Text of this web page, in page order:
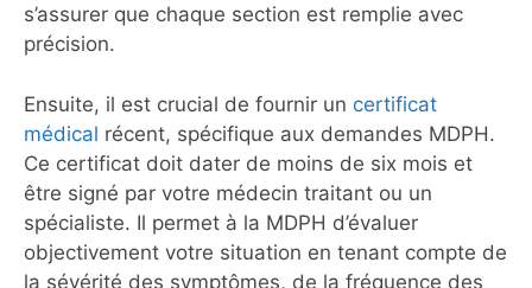
s’assurer que chaque section est remplie avec
précision.
Ensuite, il est crucial de fournir un certificat
médical récent, spécifique aux demandes MDPH.
Ce certificat doit dater de moins de six mois et
être signé par votre médecin traitant ou un
spécialiste. Il permet à la MDPH d’évaluer
objectivement votre situation en tenant compte de
la sévérité des symptômes, de la fréquence des